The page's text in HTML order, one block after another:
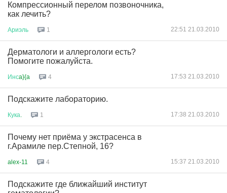
Компрессионный перелом позвоночника,
как лечить?
Ариэль 1 22:51 21.03.2010
Дерматологи и аллергологи есть?
Помогите пожалуйста.
Инсa}{a 4 17:53 21.03.2010
Подскажите лабораторию.
Кука 1 17:38 21.03.2010
Почему нет приёма у экстрасенса в
г.Арамиле пер.Степной, 16?
alex-11 4 15:37 21.03.2010
Подскажите где ближайший институт